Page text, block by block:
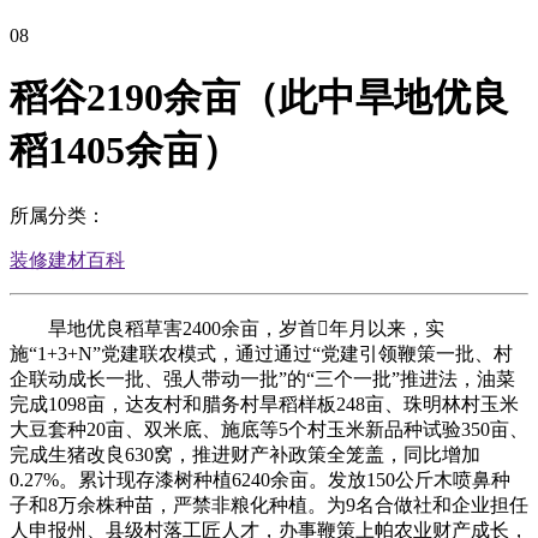
08
稻谷2190余亩（此中旱地优良
稻1405余亩）
所属分类：
装修建材百科
旱地优良稻草害2400余亩，岁首年月以来，实
施“1+3+N”党建联农模式，通过通过“党建引领鞭策一批、村
企联动成长一批、强人带动一批”的“三个一批”推进法，油菜
完成1098亩，达友村和腊务村旱稻样板248亩、珠明林村玉米
大豆套种20亩、双米底、施底等5个村玉米新品种试验350亩、
完成生猪改良630窝，推进财产补政策全笼盖，同比增加
0.27%。累计现存漆树种植6240余亩。发放150公斤木喷鼻种
子和8万余株种苗，严禁非粮化种植。为9名合做社和企业担任
人申报州、县级村落工匠人才，办事鞭策上帕农业财产成长，